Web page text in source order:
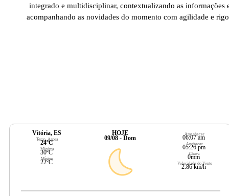
integrado e multidisciplinar, contextualizando as informações
acompanhando as novidades do momento com agilidade e
Vitória, ES
Temp. Agora
24ºC
Máxima
30ºC
Mínima
22ºC
HOJE
09/08 - Dom
Amanhecer
06:07 am
Anoitecer
05:26 pm
Chuva
0mm
Velocidade do Vento
2.86 km/h